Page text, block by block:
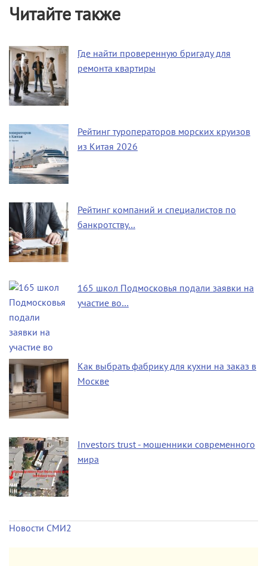
Читайте также
Где найти проверенную бригаду для
ремонта квартиры
Рейтинг туроператоров морских круизов
из Китая 2026
Рейтинг компаний и специалистов по
банкротству…
165 школ Подмосковья подали заявки на
участие во…
Как выбрать фабрику для кухни на заказ в
Москве
Investors trust - мошенники современного
мира
Новости СМИ2